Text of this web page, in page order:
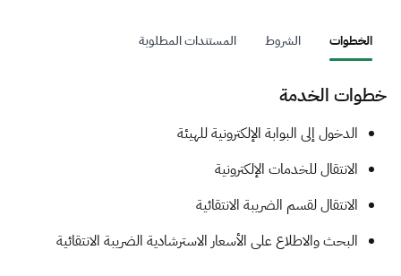
الخطوات الشروط المستندات المطلوبة
خطوات الخدمة
​​​​الدخول إلى البوابة الإلكترونية للهيئة​
الانتقال للخدمات الإلكترونية
الانتقال لقسم الضريبة الانتقائية
البحث والاطلاع على الأسعار الاسترشادية الضريبة الانتقائية​